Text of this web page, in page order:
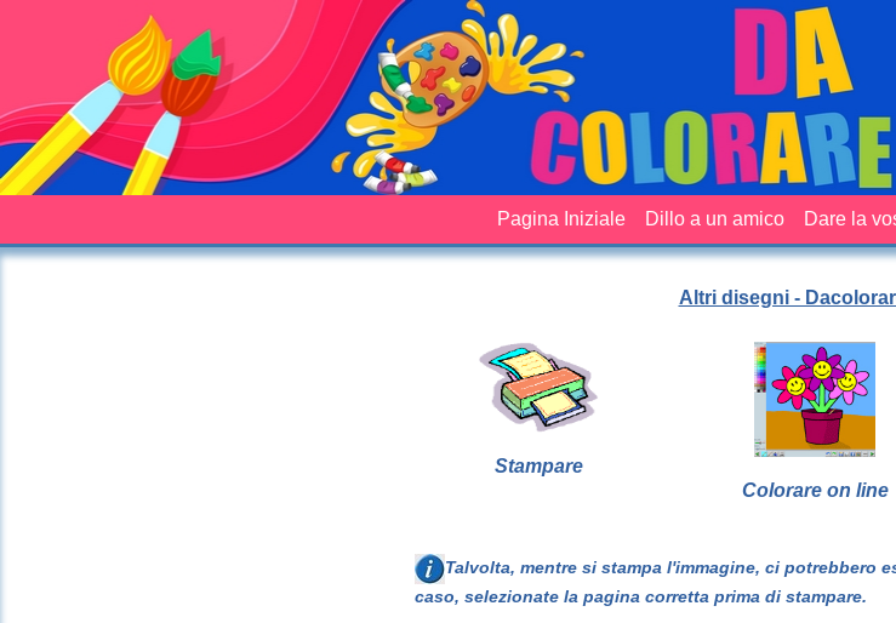
Pagina Iniziale Dillo a un amico Dare la
Altri disegni -
Stampare
Colorare on line
Talvolta, mentre si stampa l'immagine, ci potrebbero
caso, selezionate la pagina corretta prima di stampare.